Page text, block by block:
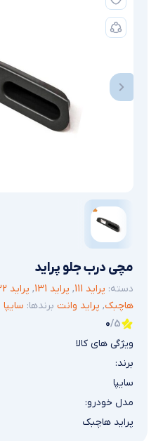
مچی درب جلو پراید
دسته: پراید 111 , پراید 131 , پراید 132
هاچبک, پراید وانت برندها: سایپا
0/5
ویژگی های کالا
برند:
سایپا
مدل خودرو:
پراید هاچبک